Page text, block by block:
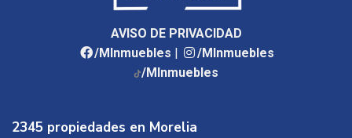
AVISO DE PRIVACIDAD
/MInmuebles
/MInmuebles
/MInmuebles
2345 propiedades en Morelia